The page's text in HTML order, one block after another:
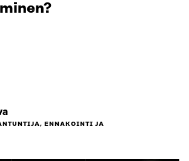
ENNAKOINTI JA